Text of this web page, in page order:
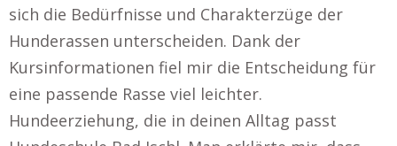
sich die Bedürfnisse und Charakterzüge der
Hunderassen unterscheiden. Dank der
Kursinformationen fiel mir die Entscheidung für
eine passende Rasse viel leichter.
Hundeerziehung, die in deinen Alltag passt